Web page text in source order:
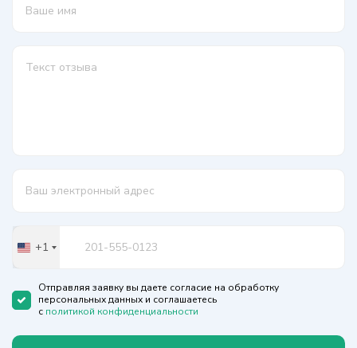
United
+1
Отправляя заявку вы даете согласие на обработку
персональных данных и соглашаетесь
с политикой конфиденциальности